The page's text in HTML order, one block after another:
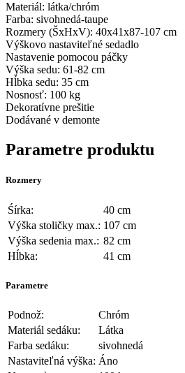
Materiál: látka/chróm
Farba: sivohnedá-taupe
Rozmery (ŠxHxV): 40x41x87-107 cm
Výškovo nastaviteľné sedadlo
Nastavenie pomocou páčky
Výška sedu: 61-82 cm
Hĺbka sedu: 35 cm
Nosnosť: 100 kg
Dekoratívne prešitie
Dodávané v demonte
Parametre produktu
Rozmery
Śírka:
40 cm
Výška stoličky max.: 107 cm
Výška sedenia max.: 82 cm
Hĺbka:
41 cm
Parametre
Podnož:
Chróm
Materiál sedáku:
Látka
Farba sedáku:
sivohnedá
Nastaviteľná výška: Áno